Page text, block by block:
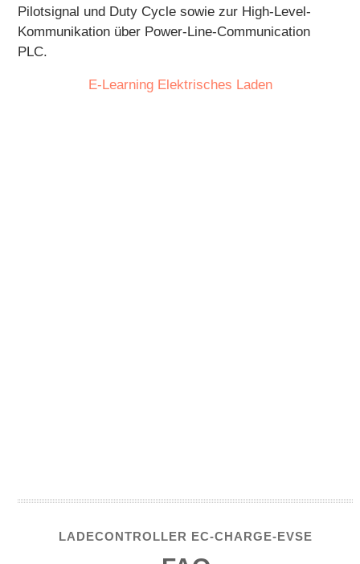
Pilotsignal und Duty Cycle sowie zur High-Level-
Kommunikation über Power-Line-Communication
PLC.
E-Learning Elektrisches Laden
LADECONTROLLER EC-CHARGE-EVSE